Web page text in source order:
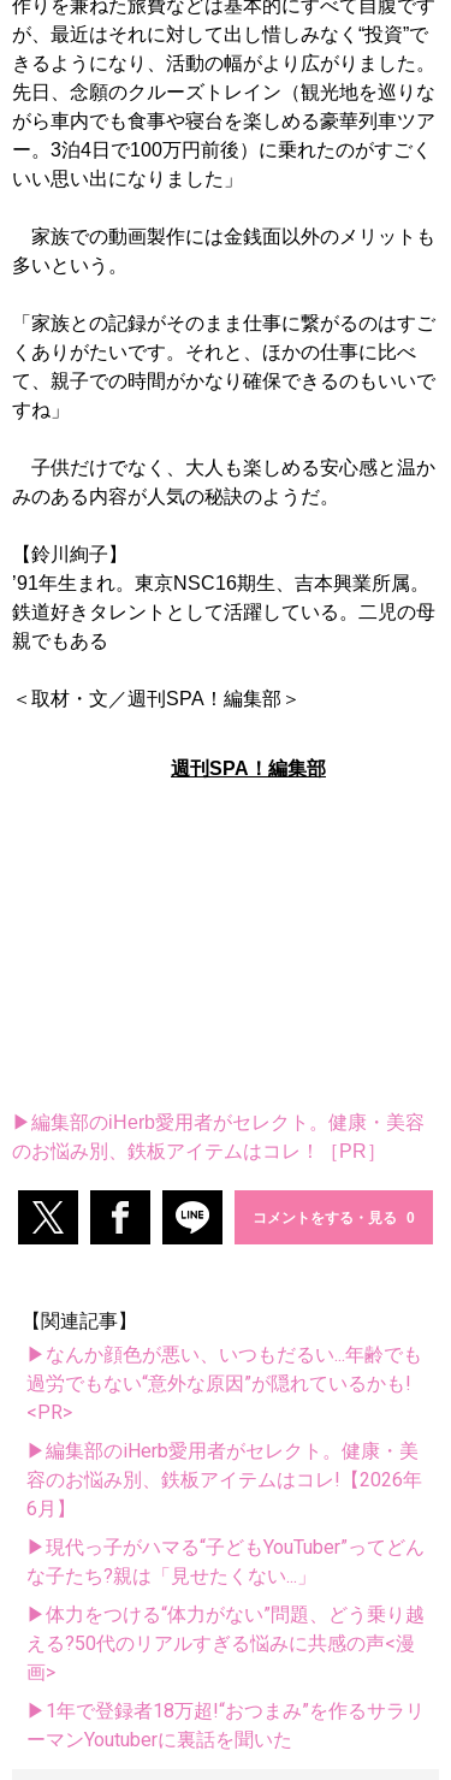
作りを兼ねた旅費などは基本的にすべて自腹です
が、最近はそれに対して出し惜しみなく“投資”で
きるようになり、活動の幅がより広がりました。
先日、念願のクルーズトレイン（観光地を巡りな
がら車内でも食事や寝台を楽しめる豪華列車ツア
ー。3泊4日で100万円前後）に乗れたのがすごく
いい思い出になりました」
家族での動画製作には金銭面以外のメリットも
多いという。
「家族との記録がそのまま仕事に繋がるのはすご
くありがたいです。それと、ほかの仕事に比べ
て、親子での時間がかなり確保できるのもいいで
すね」
子供だけでなく、大人も楽しめる安心感と温か
みのある内容が人気の秘訣のようだ。
【鈴川絢子】
’91年生まれ。東京NSC16期生、吉本興業所属。
鉄道好きタレントとして活躍している。二児の母
親でもある
＜取材・文／週刊SPA！編集部＞
週刊SPA！編集部
▶編集部のiHerb愛用者がセレクト。健康・美容
のお悩み別、鉄板アイテムはコレ！［PR］
コメントをする・見る
【関連記事】
▶なんか顔色が悪い、いつもだるい...年齢でも
過労でもない“意外な原因”が隠れているかも!
<PR>
▶編集部のiHerb愛用者がセレクト。健康・美
容のお悩み別、鉄板アイテムはコレ!【2026年
6月】
▶現代っ子がハマる“子どもYouTuber”ってどん
な子たち?親は「見せたくない...」
▶体力をつける“体力がない”問題、どう乗り越
える?50代のリアルすぎる悩みに共感の声<漫
画>
▶1年で登録者18万超!“おつまみ”を作るサラリ
ーマンYoutuberに裏話を聞いた